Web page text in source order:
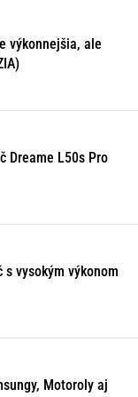
výkonnejšia, ale
Dreame L50s Pro
s vysokým výkonom
Motoroly aj